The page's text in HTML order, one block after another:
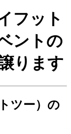
フット
ントの
ります
ツー）の